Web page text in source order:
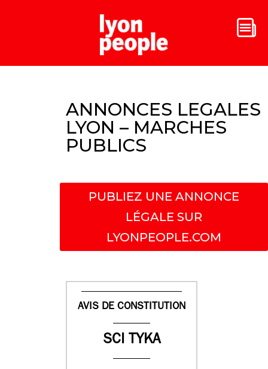
ANNONCES LEGALES
LYON – MARCHES
PUBLICS
PUBLIEZ UNE ANNONCE
LÉGALE SUR
LYONPEOPLE.COM
AVIS DE CONSTITUTION
SCI TYKA